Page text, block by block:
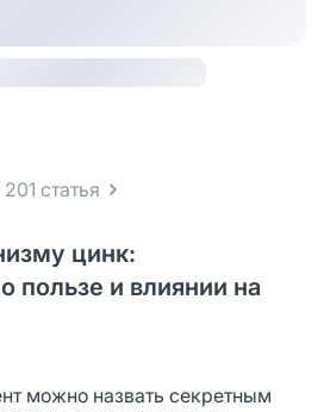
статья
цинк:
пользе и влиянии на
можно назвать секретным